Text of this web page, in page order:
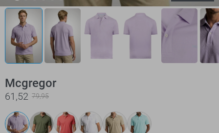
Mcgregor
61,52 79,95